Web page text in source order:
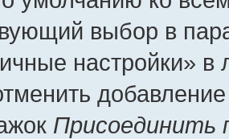
выбор в
настройки»
Присоединить